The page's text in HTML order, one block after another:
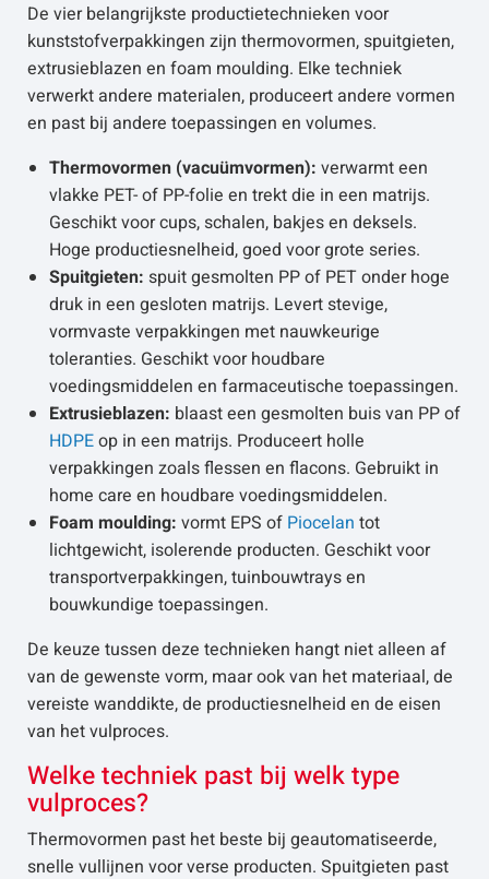
De vier belangrijkste productietechnieken voor
kunststofverpakkingen zijn thermovormen, spuitgieten,
extrusieblazen en foam moulding. Elke techniek
verwerkt andere materialen, produceert andere vormen
en past bij andere toepassingen en volumes.
Thermovormen (vacuümvormen): verwarmt een
vlakke PET- of PP-folie en trekt die in een matrijs.
Geschikt voor cups, schalen, bakjes en deksels.
Hoge productiesnelheid, goed voor grote series.
Spuitgieten: spuit gesmolten PP of PET onder hoge
druk in een gesloten matrijs. Levert stevige,
vormvaste verpakkingen met nauwkeurige
toleranties. Geschikt voor houdbare
voedingsmiddelen en farmaceutische toepassingen.
Extrusieblazen: blaast een gesmolten buis van PP of
HDPEop in een matrijs. Produceert holle
verpakkingen zoals flessen en flacons. Gebruikt in
home care en houdbare voedingsmiddelen.
Foam moulding: vormt EPS of Piocelan tot
lichtgewicht, isolerende producten. Geschikt voor
transportverpakkingen, tuinbouwtrays en
bouwkundige toepassingen.
De keuze tussen deze technieken hangt niet alleen af
van de gewenste vorm, maar ook van het materiaal, de
vereiste wanddikte, de productiesnelheid en de eisen
van het vulproces.
Welke techniek past bij welk type
vulproces?
Thermovormen past het beste bij geautomatiseerde,
snelle vullijnen voor verse producten. Spuitgieten past